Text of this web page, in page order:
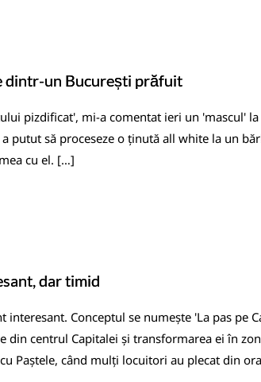
dintr-un București prăfuit
pizdificat', mi-a comentat ieri un 'mascul'
putut să proceseze o ținută all white la un
cu el. […]
dar timid
Conceptul se numește 'La pas pe
din centrul Capitalei și transformarea ei în
Paștele, când mulți locuitori au plecat din